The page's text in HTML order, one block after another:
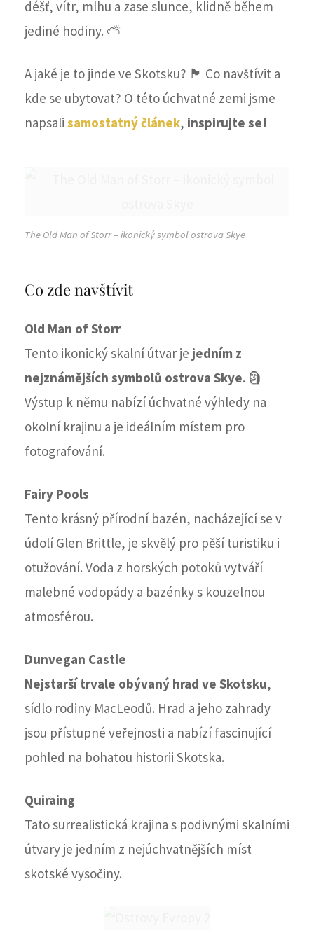
déšť, vítr, mlhu a zase slunce, klidně během
jediné hodiny. ⛅️
A jaké je to jinde ve Skotsku? 🏴󠁧󠁢󠁳󠁣󠁴󠁿 Co navštívit a
kde se ubytovat? O této úchvatné zemi jsme
napsali samostatný článek, inspirujte se!
The Old Man of Storr – ikonický symbol ostrova Skye
Co zde navštívit
Old Man of Storr
Tento ikonický skalní útvar je jedním z
nejznámějších symbolů ostrova Skye. 🗿
Výstup k němu nabízí úchvatné výhledy na
okolní krajinu a je ideálním místem pro
fotografování.
Fairy Pools
Tento krásný přírodní bazén, nacházející se v
údolí Glen Brittle, je skvělý pro pěší turistiku i
otužování. Voda z horských potoků vytváří
malebné vodopády a bazénky s kouzelnou
atmosférou.
Dunvegan Castle
Nejstarší trvale obývaný hrad ve Skotsku,
sídlo rodiny MacLeodů. Hrad a jeho zahrady
jsou přístupné veřejnosti a nabízí fascinující
pohled na bohatou historii Skotska.
Quiraing
Tato surrealistická krajina s podivnými skalními
útvary je jedním z nejúchvatnějších míst
skotské vysočiny.